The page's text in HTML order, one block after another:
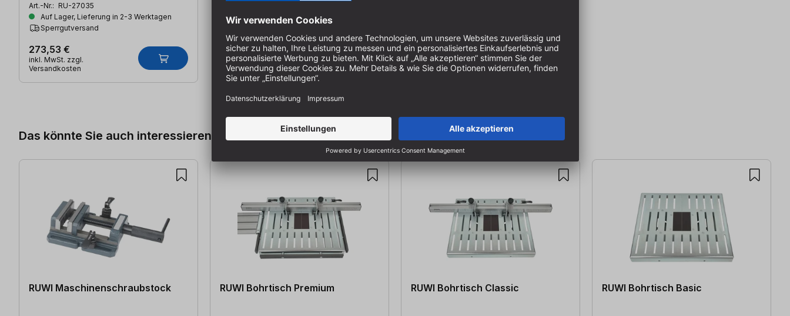
Art.-Nr.: RU-27035
Auf Lager, Lieferung in 2-3 Werktagen
Sperrgutversand
273,53 €
inkl. MwSt. zzgl.
Versandkosten
Das könnte Sie auch interessieren
RUWI Maschinenschraubstock RUWI Bohrtisch Premium RUWI Bohrtisch Classic RUWI Bohrtisch Basic